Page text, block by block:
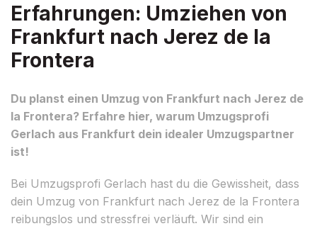
Erfahrungen: Umziehen von
Frankfurt nach Jerez de la
Frontera
Du planst einen Umzug von Frankfurt nach Jerez de
la Frontera? Erfahre hier, warum Umzugsprofi
Gerlach aus Frankfurt dein idealer Umzugspartner
ist!
Bei Umzugsprofi Gerlach hast du die Gewissheit, dass
dein Umzug von Frankfurt nach Jerez de la Frontera
reibungslos und stressfrei verläuft. Wir sind ein